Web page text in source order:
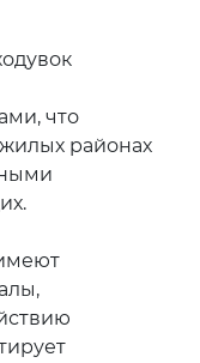
что
районах